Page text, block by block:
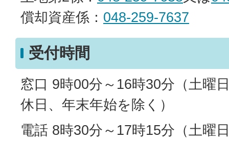
償却資産係： 048-259-7637
受付時間
窓口 9時00分～16時30分（土曜
休日、年末年始を除く）
電話 8時30分～17時15分（土曜